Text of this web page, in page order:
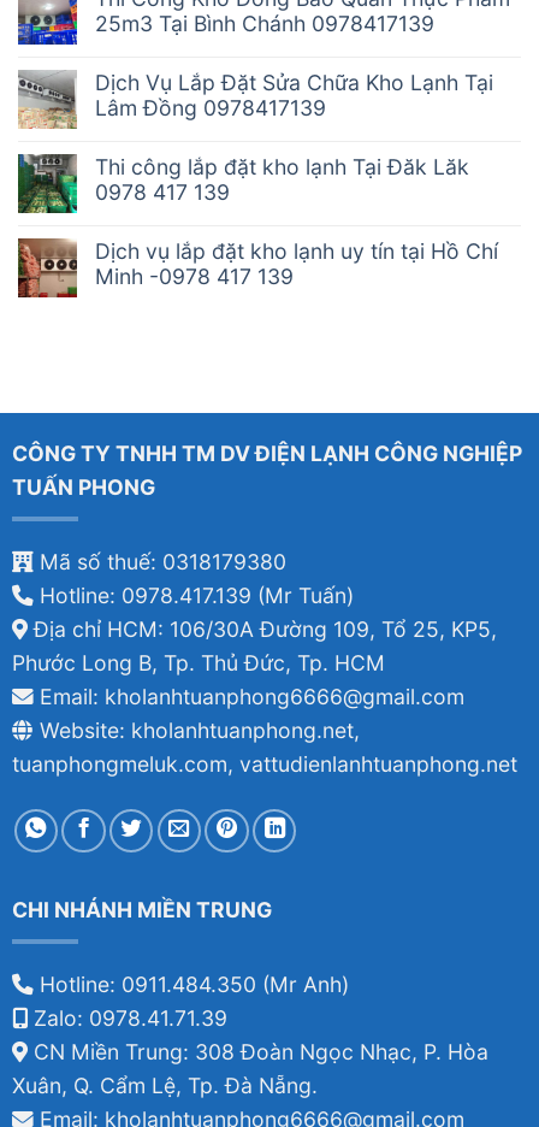
25m3 Tại Bình Chánh 0978417139
Dịch Vụ Lắp Đặt Sửa Chữa Kho Lạnh Tại
Lâm Đồng 0978417139
Thi công lắp đặt kho lạnh Tại Đăk Lăk
0978 417 139
Dịch vụ lắp đặt kho lạnh uy tín tại Hồ Chí
Minh -0978 417 139
CÔNG TY TNHH TM DV ĐIỆN LẠNH CÔNG NGHIỆP
TUẤN PHONG
Mã số thuế: 0318179380
Hotline: 0978.417.139 (Mr Tuấn)
Địa chỉ HCM: 106/30A Đường 109, Tổ 25, KP5,
Phước Long B, Tp. Thủ Đức, Tp. HCM
Email: kholanhtuanphong6666@gmail.com
Website: kholanhtuanphong.net,
tuanphongmeluk.com, vattudienlanhtuanphong.net
CHI NHÁNH MIỀN TRUNG
Hotline: 0911.484.350 (Mr Anh)
Zalo: 0978.41.71.39
CN Miền Trung: 308 Đoàn Ngọc Nhạc, P. Hòa
Xuân, Q. Cẩm Lệ, Tp. Đà Nẵng.
Email: kholanhtuanphong6666@gmail.com